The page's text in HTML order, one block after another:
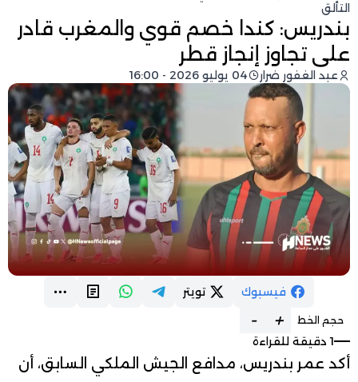
التألق
بندريس: كندا خصم قوي والمغرب قادر
على تجاوز إنجاز قطر
عبد الغفور ضرار 04 يوليو 2026 - 16:00
فيسبوك تويتر
حجم الخط +
-
1 دقيقة للقراءة
أكد عمر بندريس، مدافع الجيش الملكي السابق، أن